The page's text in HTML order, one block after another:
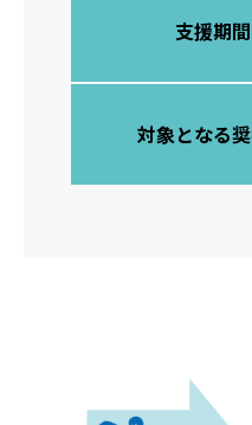
支援期間
対象となる